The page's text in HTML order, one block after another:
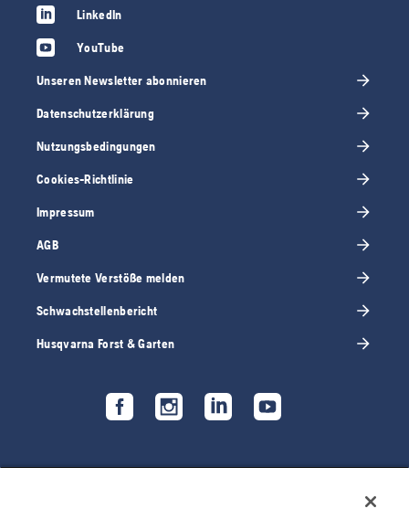
LinkedIn
YouTube
Unseren Newsletter abonnieren
Datenschutzerklärung
Nutzungsbedingungen
Cookies-Richtlinie
Impressum
AGB
Vermutete Verstöße melden
Schwachstellenbericht
Husqvarna Forst & Garten